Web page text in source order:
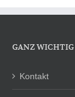
GANZ WICHTIG
Kontakt